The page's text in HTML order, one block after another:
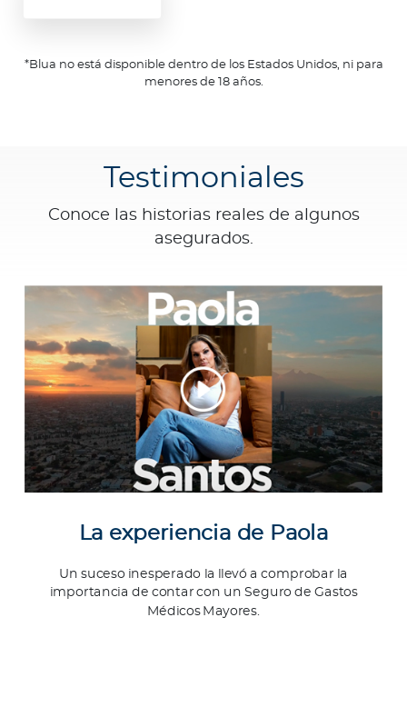
*Blua no está disponible dentro de los Estados Unidos, ni para
menores de 18 años.
Testimoniales
Conoce las historias reales de algunos
asegurados.
La experiencia de Paola
Un suceso inesperado la llevó a comprobar la
importancia de contar con un Seguro de Gastos
Médicos Mayores.